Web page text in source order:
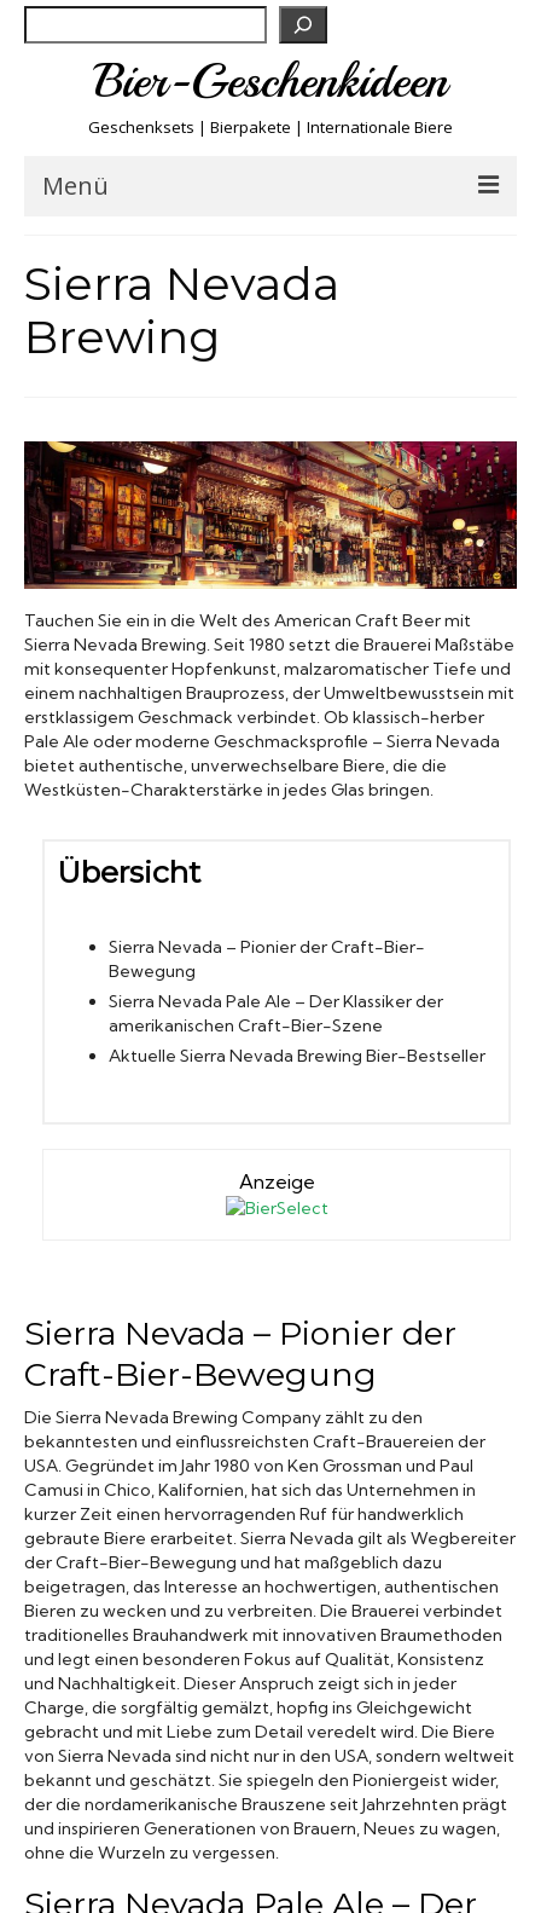
Bier-Geschenkideen
Geschenksets | Bierpakete | Internationale Biere
Menü
Biere A-Z
Biere der Welt
Biergläser
Geschenksets
Partyfässer
Sierra Nevada
Brewing
Tauchen Sie ein in die Welt des American Craft Beer mit
Sierra Nevada Brewing. Seit 1980 setzt die Brauerei Maßstäbe
mit konsequenter Hopfenkunst, malzaromatischer Tiefe und
einem nachhaltigen Brauprozess, der Umweltbewusstsein mit
erstklassigem Geschmack verbindet. Ob klassisch-herber
Pale Ale oder moderne Geschmacksprofile – Sierra Nevada
bietet authentische, unverwechselbare Biere, die die
Westküsten-Charakterstärke in jedes Glas bringen.
Übersicht
Sierra Nevada – Pionier der Craft-Bier-
Bewegung
Sierra Nevada Pale Ale – Der Klassiker der
amerikanischen Craft-Bier-Szene
Aktuelle Sierra Nevada Brewing Bier-Bestseller
Anzeige
Sierra Nevada – Pionier der
Craft-Bier-Bewegung
Die Sierra Nevada Brewing Company zählt zu den
bekanntesten und einflussreichsten Craft-Brauereien der
USA. Gegründet im Jahr 1980 von Ken Grossman und Paul
Camusi in Chico, Kalifornien, hat sich das Unternehmen in
kurzer Zeit einen hervorragenden Ruf für handwerklich
gebraute Biere erarbeitet. Sierra Nevada gilt als Wegbereiter
der Craft-Bier-Bewegung und hat maßgeblich dazu
beigetragen, das Interesse an hochwertigen, authentischen
Bieren zu wecken und zu verbreiten. Die Brauerei verbindet
traditionelles Brauhandwerk mit innovativen Braumethoden
und legt einen besonderen Fokus auf Qualität, Konsistenz
und Nachhaltigkeit. Dieser Anspruch zeigt sich in jeder
Charge, die sorgfältig gemälzt, hopfig ins Gleichgewicht
gebracht und mit Liebe zum Detail veredelt wird. Die Biere
von Sierra Nevada sind nicht nur in den USA, sondern weltweit
bekannt und geschätzt. Sie spiegeln den Pioniergeist wider,
der die nordamerikanische Brauszene seit Jahrzehnten prägt
und inspirieren Generationen von Brauern, Neues zu wagen,
ohne die Wurzeln zu vergessen.
Sierra Nevada Pale Ale – Der